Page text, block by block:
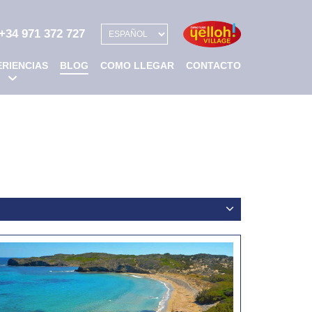
+34 971 372 727
de grupos
BLOG COMO LLEGAR CONTACTO